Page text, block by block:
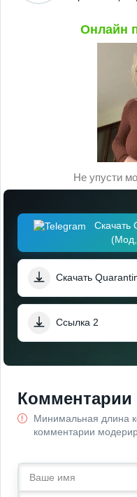
Онлайн
Не упусти
Скачать
(Мод,
Ссылка 2
Комментарии
Минимальная длина
комментарии